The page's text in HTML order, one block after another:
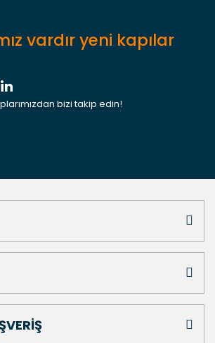
vardır yeni kapılar
bizi takip edin!